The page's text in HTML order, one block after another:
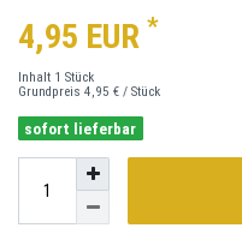
4,95 EUR *
Inhalt 1 Stück
Grundpreis 4,95 € / Stück
sofort lieferbar